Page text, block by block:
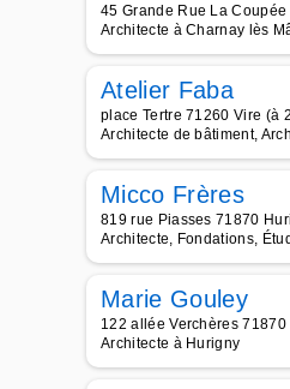
45 Grande Rue La
Architecte à Charnay lès
Atelier Faba
place Tertre 71260 Vire (à
Architecte de bâtiment,
Micco Frères
819 rue Piasses 71870
Architecte, Fondations,
Marie Gouley
122 allée Verchères
Architecte à Hurigny